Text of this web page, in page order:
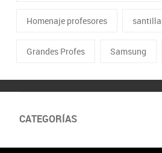
Homenaje profesores
Grandes Profes Samsung
CATEGORÍAS